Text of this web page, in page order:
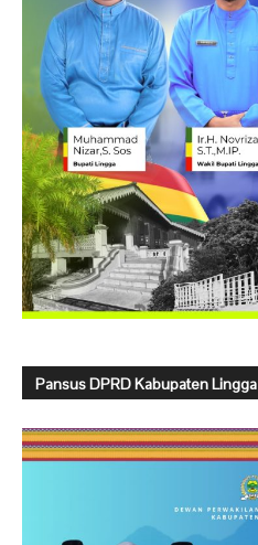
Pansus DPRD Kabupaten Lingga